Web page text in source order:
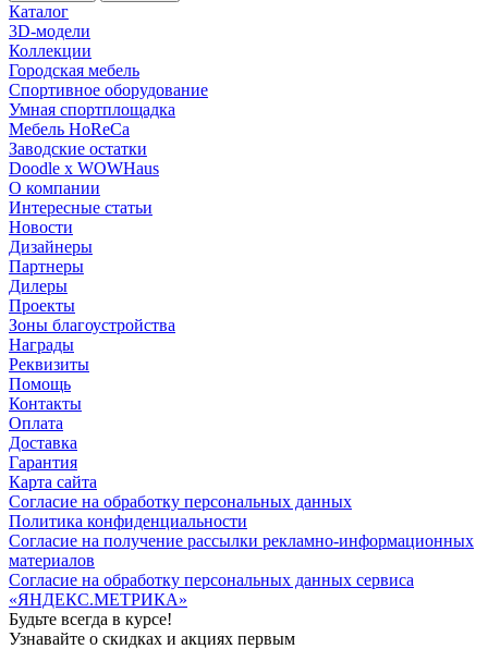
Каталог
3D-модели
Коллекции
Городская мебель
Спортивное оборудование
Умная спортплощадка
Мебель HoReCa
Заводские остатки
Doodle x WOWHaus
О компании
Интересные статьи
Новости
Дизайнеры
Партнеры
Дилеры
Проекты
Зоны благоустройства
Награды
Реквизиты
Помощь
Контакты
Оплата
Доставка
Гарантия
Карта сайта
Согласие на обработку персональных данных
Политика конфиденциальности
Согласие на получение рассылки рекламно-информационных
материалов
Согласие на обработку персональных данных сервиса
«ЯНДЕКС.МЕТРИКА»
Будьте всегда в курсе!
Узнавайте о скидках и акциях первым